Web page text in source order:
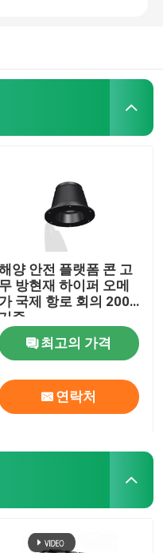
양 안전 플랫폼 콘 고
무 방현재 하이퍼 오메
가 국제 항로 회의 2002
기준
최고의 가격
연락처